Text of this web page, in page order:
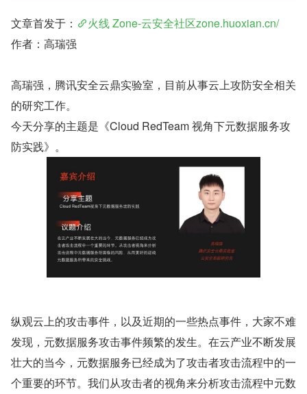
文章首发于：
火线 Zone-云安全社区​zone.huoxian.cn/
作者：高瑞强
高瑞强，腾讯安全云鼎实验室，目前从事云上攻防安全相关
的研究工作。
今天分享的主题是《Cloud RedTeam 视角下元数据服务攻
防实践》。
纵观云上的攻击事件，以及近期的一些热点事件，大家不难
发现，元数据服务攻击事件频繁的发生。在云产业不断发展
壮大的当今，元数据服务已经成为了攻击者攻击流程中的一
个重要的环节。我们从攻击者的视角来分析攻击流程中元数